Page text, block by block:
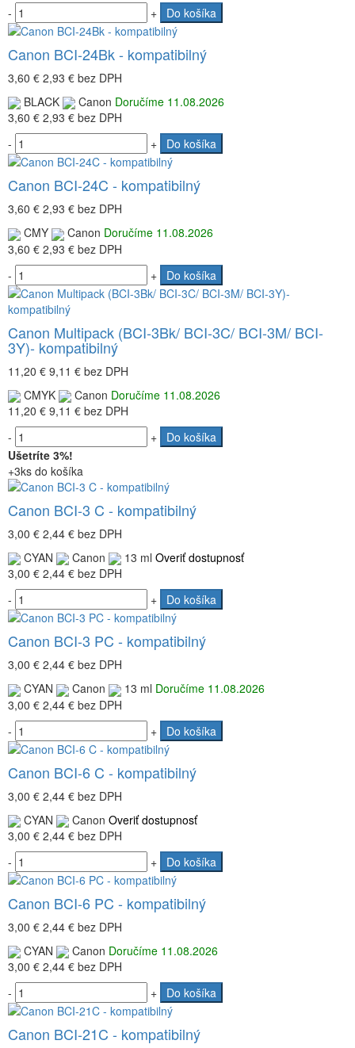
-
+ Do košíka
Canon BCI-24Bk - kompatibilný
3,60 € 2,93 € bez DPH
BLACK
Canon Doručíme 11.08.2026
3,60 € 2,93 € bez DPH
-
+ Do košíka
Canon BCI-24C - kompatibilný
3,60 € 2,93 € bez DPH
CMY
Canon Doručíme 11.08.2026
3,60 € 2,93 € bez DPH
-
+ Do košíka
Canon Multipack (BCI-3Bk/ BCI-3C/ BCI-3M/ BCI-
3Y)- kompatibilný
11,20 € 9,11 € bez DPH
CMYK
Canon Doručíme 11.08.2026
11,20 € 9,11 € bez DPH
-
+
Do košíka
Ušetríte 3%!
+3ks do košíka
Canon BCI-3 C - kompatibilný
3,00 € 2,44 € bez DPH
CYAN
Canon 13 ml Overiť dostupnosť
3,00 € 2,44 € bez DPH
-
+ Do košíka
Canon BCI-3 PC - kompatibilný
3,00 € 2,44 € bez DPH
CYAN
Canon 13 ml Doručíme 11.08.2026
3,00 € 2,44 € bez DPH
-
+ Do košíka
Canon BCI-6 C - kompatibilný
3,00 € 2,44 € bez DPH
CYAN
Canon Overiť dostupnosť
3,00 € 2,44 € bez DPH
-
+ Do košíka
Canon BCI-6 PC - kompatibilný
3,00 € 2,44 € bez DPH
CYAN
Canon Doručíme 11.08.2026
3,00 € 2,44 € bez DPH
-
+ Do košíka
Canon BCI-21C - kompatibilný